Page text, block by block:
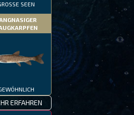
SEEN
ERFAHREN